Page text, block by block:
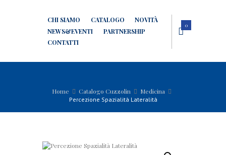
CHI SIAMO CATALOGO
NOVITÀ
NEWS&EVENTI
PARTNERSHIP
CONTATTI
0
Home Catalogo Cuzzolin Medicina
Percezione Spazialità Lateralità